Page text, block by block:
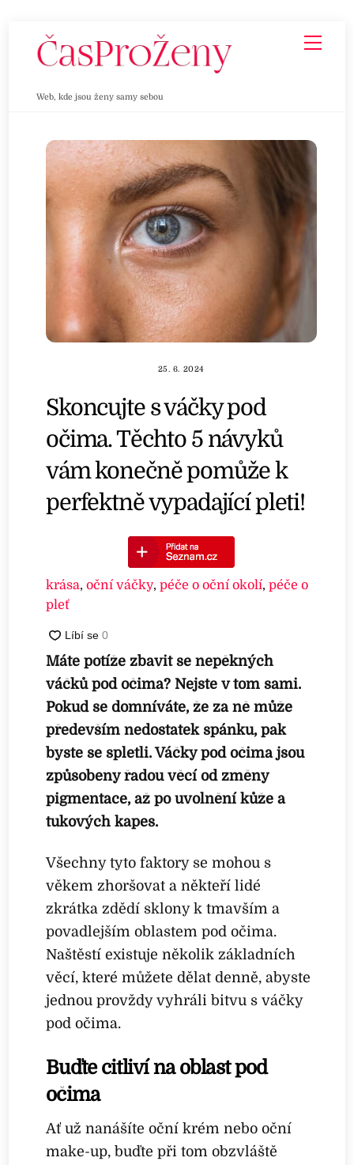
Web, kde jsou ženy samy sebou
25. 6. 2024
Skoncujte s váčky pod
očima. Těchto 5 návyků
vám konečně pomůže k
perfektně vypadající pleti!
krása,oční váčky,péče o oční okolí,péče o
pleť
Máte potíže zbavit se nepěkných
váčků pod očima? Nejste v tom sami.
Pokud se domníváte, že za ně může
především nedostatek spánku, pak
byste se spletli. Váčky pod očima jsou
způsobeny řadou věcí od změny
pigmentace, až po uvolnění kůže a
tukových kapes.
Všechny tyto faktory se mohou s
věkem zhoršovat a někteří lidé
zkrátka zdědí sklony k tmavším a
povadlejším oblastem pod očima.
Naštěstí existuje několik základních
věcí, které můžete dělat denně, abyste
jednou provždy vyhráli bitvu s váčky
pod očima.
Buďte citliví na oblast pod
očima
Ať už nanášíte oční krém nebo oční
make-up, buďte při tom obzvláště